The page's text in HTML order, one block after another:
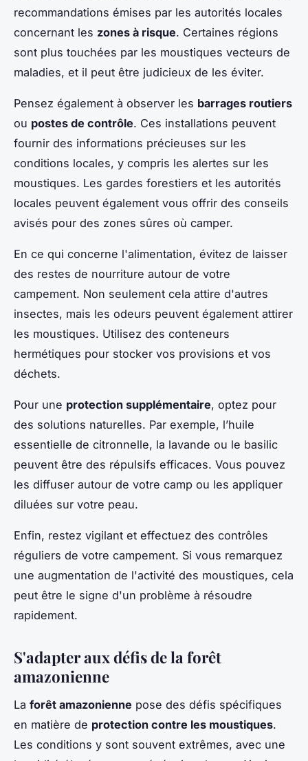
recommandations émises par les autorités locales
concernant les zones à risque. Certaines régions
sont plus touchées par les moustiques vecteurs de
maladies, et il peut être judicieux de les éviter.
Pensez également à observer les barrages routiers
ou postes de contrôle. Ces installations peuvent
fournir des informations précieuses sur les
conditions locales, y compris les alertes sur les
moustiques. Les gardes forestiers et les autorités
locales peuvent également vous offrir des conseils
avisés pour des zones sûres où camper.
En ce qui concerne l'alimentation, évitez de laisser
des restes de nourriture autour de votre
campement. Non seulement cela attire d'autres
insectes, mais les odeurs peuvent également attirer
les moustiques. Utilisez des conteneurs
hermétiques pour stocker vos provisions et vos
déchets.
Pour une protection supplémentaire, optez pour
des solutions naturelles. Par exemple, l’huile
essentielle de citronnelle, la lavande ou le basilic
peuvent être des répulsifs efficaces. Vous pouvez
les diffuser autour de votre camp ou les appliquer
diluées sur votre peau.
Enfin, restez vigilant et effectuez des contrôles
réguliers de votre campement. Si vous remarquez
une augmentation de l'activité des moustiques, cela
peut être le signe d'un problème à résoudre
rapidement.
S'adapter aux défis de la forêt
amazonienne
La forêt amazonienne pose des défis spécifiques
en matière de protection contre les moustiques.
Les conditions y sont souvent extrêmes, avec une